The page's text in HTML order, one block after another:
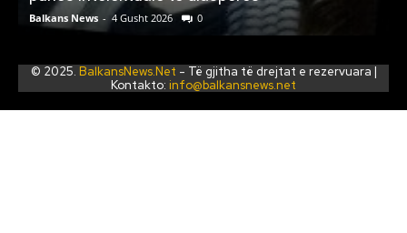
Balkans News - 4 Gusht 2026 0
© 2025. BalkansNews.Net - Të gjitha të drejtat e rezervuara |
Kontakto: info@balkansnews.net